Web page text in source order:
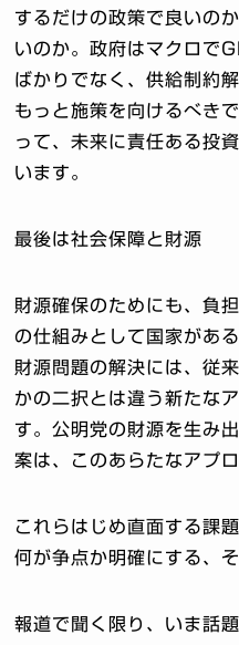
するだけの政策で良いの
いのか。政府はマクロで
ばかりでなく、供給制約
もっと施策を向けるべき
って、未来に責任ある投
います。
最後は社会保障と財源
財源確保のためにも、負
の仕組みとして国家があ
財源問題の解決には、従
かの二択とは違う新たな
す。公明党の財源を生み
案は、このあらたなアプ
これらはじめ直面する課
何が争点か明確にする、
報道で聞く限り、いま話